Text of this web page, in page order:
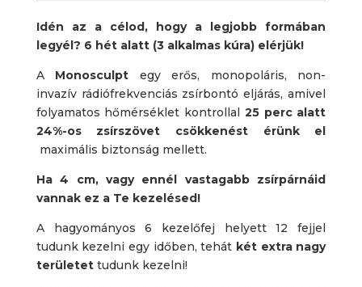
Idén az a célod, hogy a legjobb formában
legyél? 6 hét alatt (3 alkalmas kúra) elérjük!
A Monosculpt egy erős, monopoláris, non-
invazív rádiófrekvenciás zsírbontó eljárás, amivel
folyamatos hőmérséklet kontrollal 25 perc alatt
24%-os zsírszövet csökkenést érünk el
maximális biztonság mellett.
Ha 4 cm, vagy ennél vastagabb zsírpárnáid
vannak ez a Te kezelésed!
A hagyományos 6 kezelőfej helyett 12 fejjel
tudunk kezelni egy időben, tehát két extra nagy
területettudunk kezelni!